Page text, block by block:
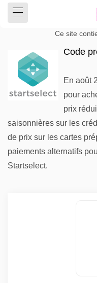
Ce site
Code
En août
pour
prix
saisonnières sur les
de prix sur les cartes
paiements alternatifs
Startselect.